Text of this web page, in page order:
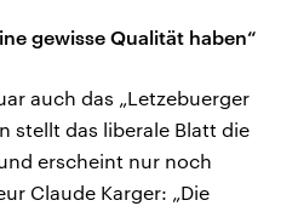
gewisse Qualität haben“
auch das „Letzebuerger
stellt das liberale Blatt die
erscheint nur noch
Claude Karger: „Die